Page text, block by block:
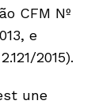
CFM Nº
e
2015).
une